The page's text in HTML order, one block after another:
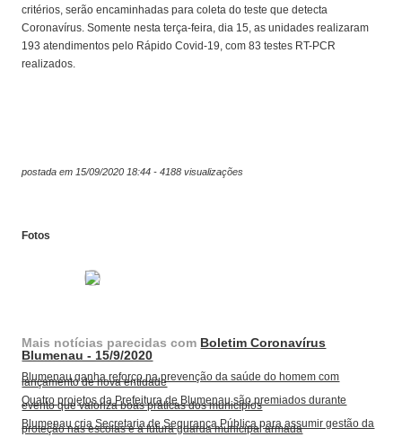
critérios, serão encaminhadas para coleta do teste que detecta
Coronavírus. Somente nesta terça-feira, dia 15, as unidades realizaram
193 atendimentos pelo Rápido Covid-19, com 83 testes RT-PCR
realizados.
postada em 15/09/2020 18:44 - 4188 visualizações
Fotos
Mais notícias parecidas com Boletim Coronavírus
Blumenau - 15/9/2020
Blumenau ganha reforço na prevenção da saúde do homem com
lançamento de nova entidade
Quatro projetos da Prefeitura de Blumenau são premiados durante
evento que valoriza boas práticas dos municípios
Blumenau cria Secretaria de Segurança Pública para assumir gestão da
proteção nas escolas e a futura guarda municipal armada